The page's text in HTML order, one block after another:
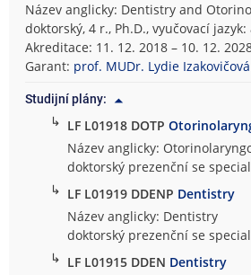
Název anglicky: Dentistry and
doktorský, 4 r., Ph.D., vyučovací
Akreditace: 11. 12. 2018 – 10. 12.
Garant: prof. MUDr. Lydie
Studijní plány:
↳ LF L01918 DOTP
Název anglicky:
doktorský prezenční se
↳ LF L01919 DDENP Dentistry
Název anglicky: Dentistry
doktorský prezenční se
↳ LF L01915 DDEN Dentistry